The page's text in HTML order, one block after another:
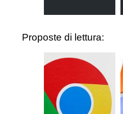
Proposte di lettura: